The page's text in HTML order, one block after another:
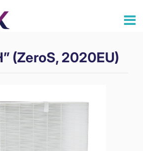
(ZeroS, 2020EU)